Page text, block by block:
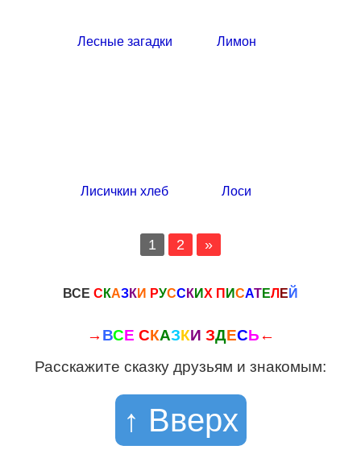
Лесные загадки Лимон
Лисичкин хлеб Лоси
1 2 »
ВСЕ С КАЗКИ РУСС КИХ П ИСАТЕЛ Е Й
→ ВСЕ СКАЗКИ ЗДЕСЬ ←
Расскажите сказку друзьям и знакомым:
↑ Вверх